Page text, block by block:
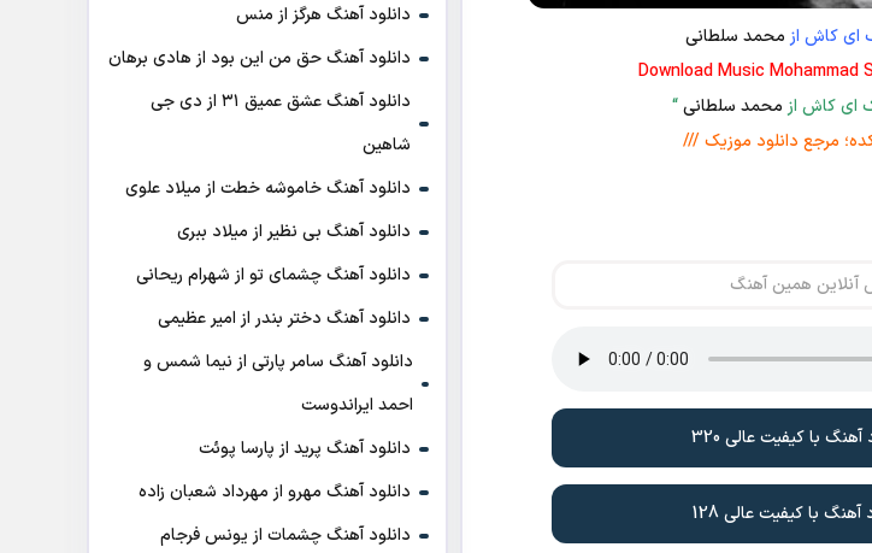
ای کاش ازمحمد سلطانی
Download Music Mohammad
ای کاش ازمحمد سلطانی“
کده؛ مرجع دانلود موزیک ///
همین آهنگ
آهنگ با کیفیت عالی 320
آهنگ با کیفیت عالی 128
دانلود آهنگ هرگز از منس
دانلود آهنگ حق من این بود از هادی برهان
دانلود آهنگ عشق عمیق ۳۱ از دی جی
شاهین
دانلود آهنگ خاموشه خطت از میلاد علوی
دانلود آهنگ بی نظیر از میلاد ببری
دانلود آهنگ چشمای تو از شهرام ریحانی
دانلود آهنگ دختر بندر از امیر عظیمی
دانلود آهنگ سامر پارتی از نیما شمس و
احمد ایراندوست
دانلود آهنگ پرید از پارسا پوئت
دانلود آهنگ مهرو از مهرداد شعبان زاده
دانلود آهنگ چشمات از یونس فرجام